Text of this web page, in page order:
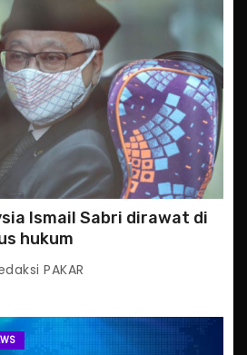
Ismail Sabri dirawat di
hukum
PAKAR